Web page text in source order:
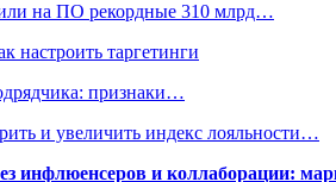
на ПО рекордные 310 млрд…
настроить таргетинги
признаки…
и увеличить индекс лояльности…
инфлюенсеров и коллаборации: